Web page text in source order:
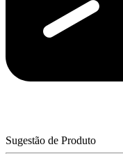
Sugestão de Produto